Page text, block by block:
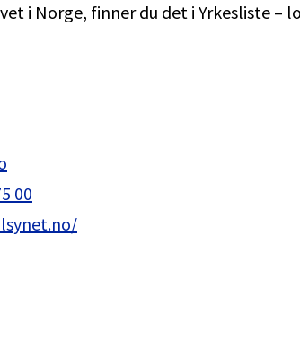
i Norge, finner du det i Yrkesliste –
00